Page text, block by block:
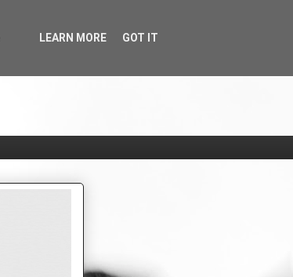
LEARN MORE GOT IT